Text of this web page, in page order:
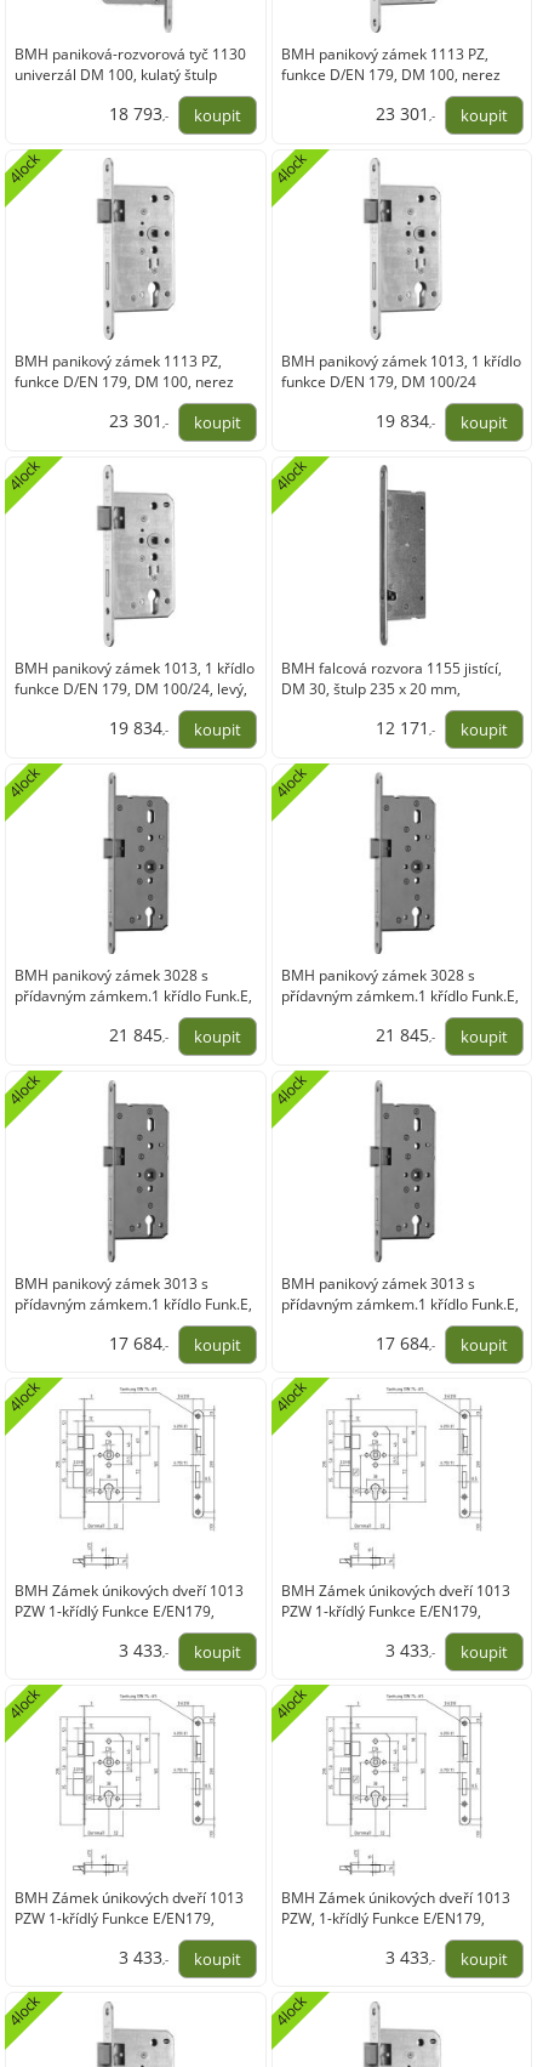
BMH paniková-rozvorová tyč 1130
univerzál DM 100, kulatý štulp
18 793,-
BMH panikový zámek 1113 PZ,
funkce D/EN 179, DM 100, nerez
23 301 ,-
19 257,03
BMH panikový zámek 1113 PZ,
funkce D/EN 179, DM 100, nerez
4lock
23 301,-
BMH panikový zámek 1013, 1 křídlo
funkce D/EN 179, DM 100/24
4lock
19 834,-
16 391,40
BMH panikový zámek 1013, 1 křídlo
funkce D/EN 179, DM 100/24, levý,
4lock
19 834,-
16 391,40
BMH falcová rozvora 1155 jistící,
DM 30, štulp 235 x 20 mm,
4lock
12 171 ,-
10 058,36
BMH panikový zámek 3028 s
přídavným zámkem.1 křídlo Funk.E,
4lock
21 845,-
BMH panikový zámek 3028 s
přídavným zámkem.1 křídlo Funk.E,
4lock
21 845,-
BMH panikový zámek 3013 s
přídavným zámkem.1 křídlo Funk.E,
4lock
17 684,-
BMH panikový zámek 3013 s
přídavným zámkem.1 křídlo Funk.E,
4lock
17 684,-
BMH Zámek únikových dveří 1013
PZW 1-křídlý Funkce E/EN179,
4lock
3 433,-
BMH Zámek únikových dveří 1013
PZW 1-křídlý Funkce E/EN179,
4lock
3 433,-
BMH Zámek únikových dveří 1013
PZW 1-křídlý Funkce E/EN179,
4lock
3 433,-
BMH Zámek únikových dveří 1013
PZW, 1-křídlý Funkce E/EN179,
4lock
3 433,-
4lock 4lock